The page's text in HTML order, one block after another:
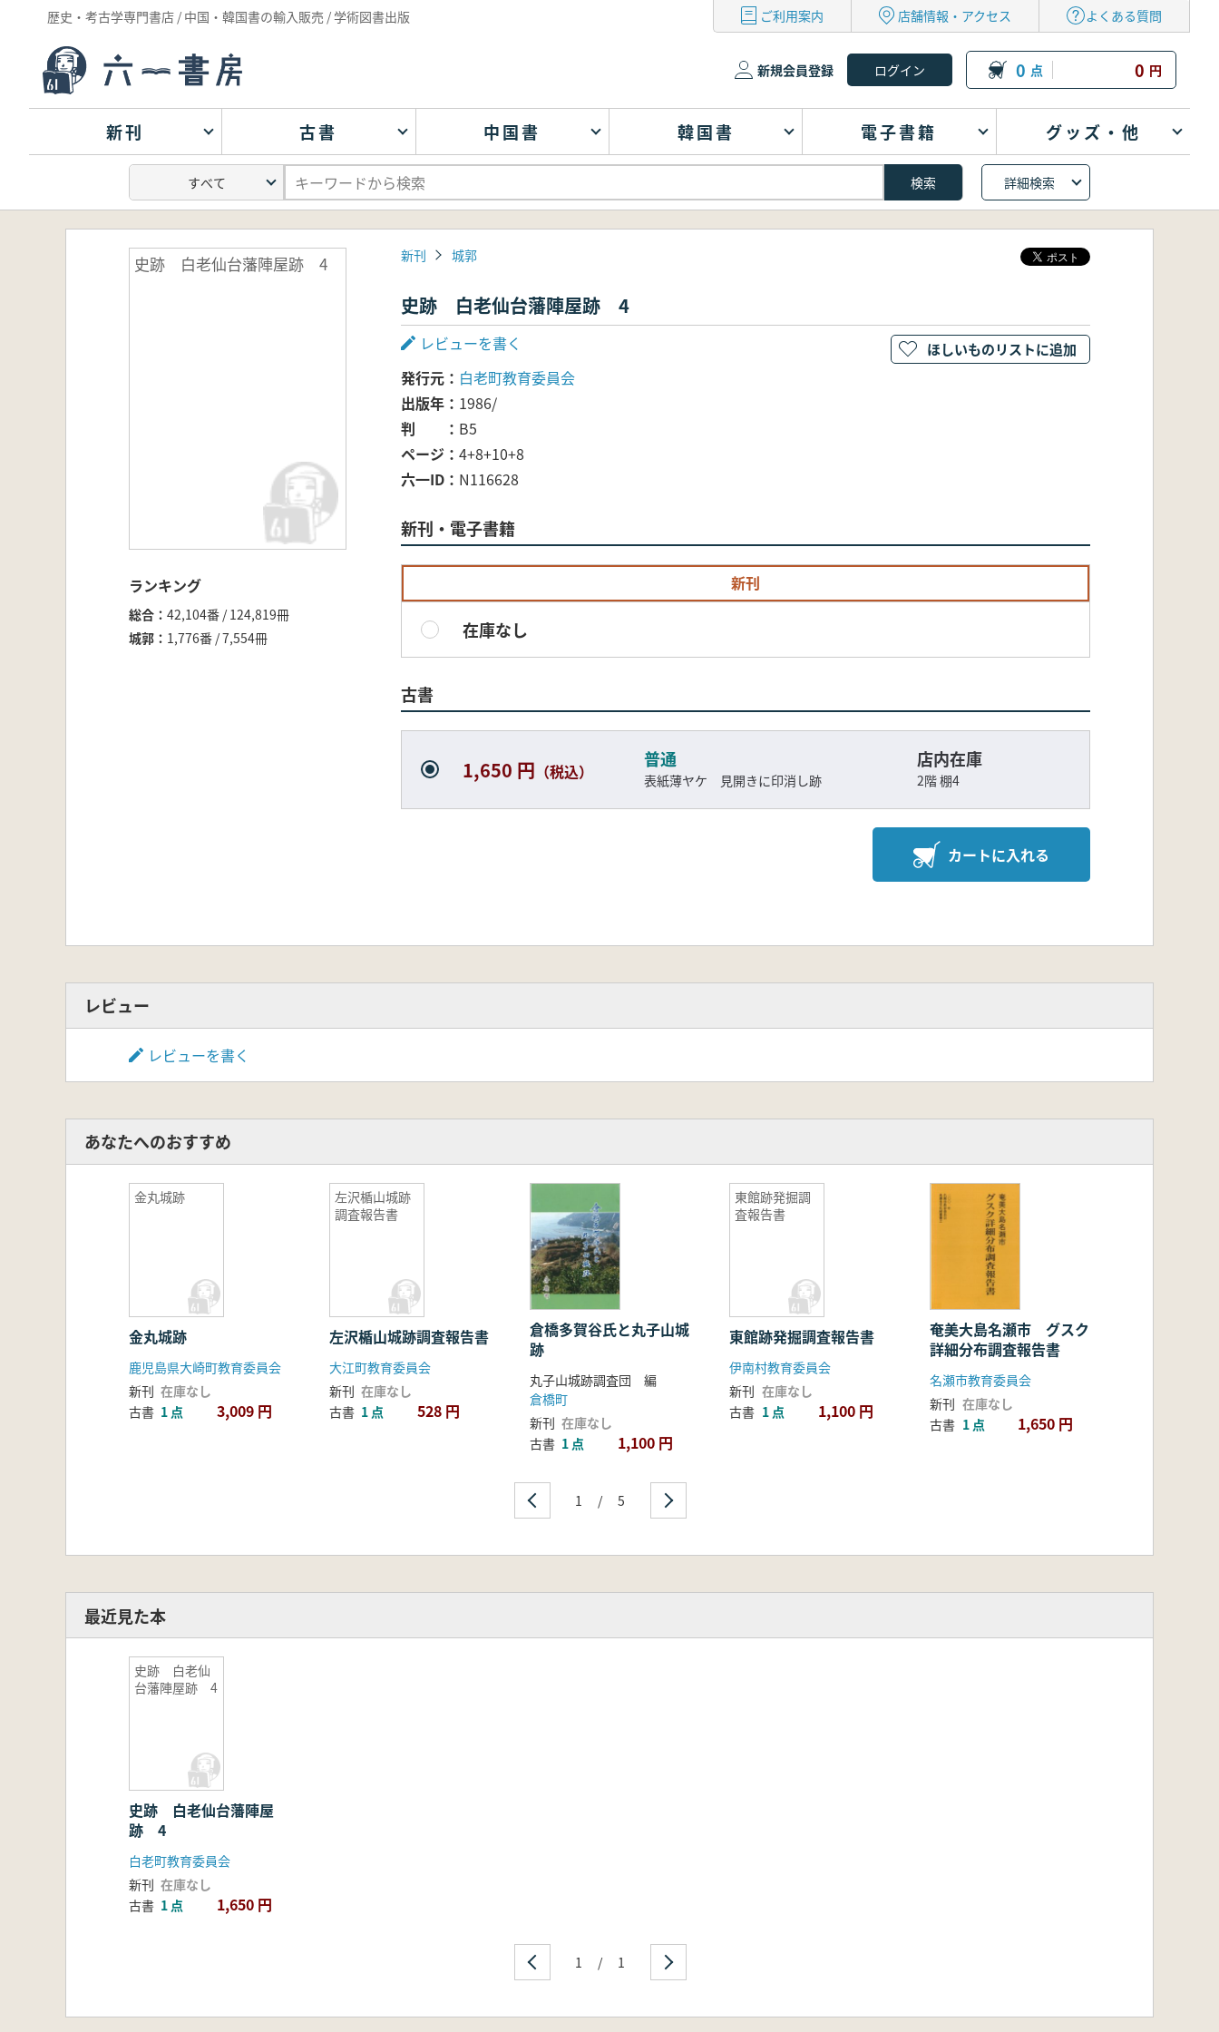
歴史・考古学専門書店 / 中国・韓国書の輸入販売 / 学術図書出版 ご利用案内 店舗情報・アクセス よくある質問
新規会員登録 0 点 0 円
新刊 古書 中国書 韓国書 電子書籍 グッズ・他
詳細検索
史跡 白老仙台藩陣屋跡 4
ランキング
総合
42,104番 / 124,819冊
城郭
1,776番 / 7,554冊
新刊 城郭
史跡 白老仙台藩陣屋跡 4
レビューを書く
発行元
白老町教育委員会
出版年
1986/
判
B5
ページ
4+8+10+8
六一ID
N116628
新刊・電子書籍
新刊
在庫なし
古書
1,650 円 （税込）
普通
表紙薄ヤケ 見開きに印消し跡
店内在庫
2階 棚4
カートに入れる
ほしいものリストに追加
レビュー
レビューを書く
あなたへのおすすめ
金丸城跡
金丸城跡
鹿児島県大崎町教育委員会
新刊 在庫なし
古書 1 点 3,009 円
左沢楯山城跡
調査報告書
左沢楯山城跡調査報告書
大江町教育委員会
新刊 在庫なし
古書 1 点 528 円
倉橋多賀谷氏と丸子山城
跡
丸子山城跡調査団 編
倉橋町
新刊 在庫なし
古書 1 点 1,100 円
東館跡発掘調
査報告書
東館跡発掘調査報告書
伊南村教育委員会
新刊 在庫なし
古書 1 点 1,100 円
奄美大島名瀬市 グスク
詳細分布調査報告書
名瀬市教育委員会
新刊 在庫なし
古書 1 点 1,650 円
1 / 5
最近見た本
史跡 白老仙
台藩陣屋跡 4
史跡 白老仙台藩陣屋
跡 4
白老町教育委員会
新刊 在庫なし
古書 1 点 1,650 円
1 / 1